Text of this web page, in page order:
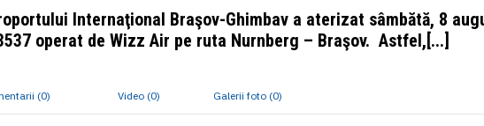
Internaţional Braşov-Ghimbav a aterizat sâmbătă, 8
operat de Wizz Air pe ruta Nurnberg – Braşov. Astfel,[...]
(0) Video (0) Galerii foto (0)